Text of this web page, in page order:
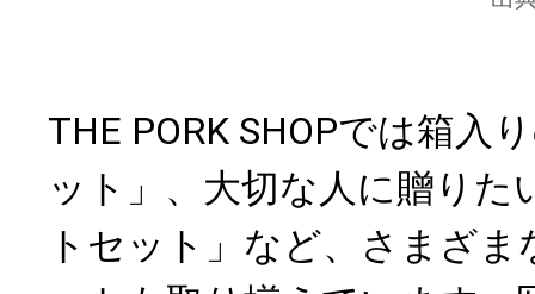
THE PORK SHOPでは箱入
ット」、大切な人に贈りた
トセット」など、さまざ